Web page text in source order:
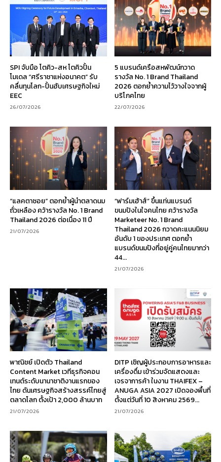
SPI จับมือ โตคิว-สห โตคิวปั้น
โมเดล “ศรีราชาแห่งอนาคต” รับ
คลื่นทุนโลก-ปั้นฮับเศรษฐกิจใหม่
EEC
26/07/2026
5 แบรนด์เครือสหพัฒน์กวาด
รางวัล No. 1 Brand Thailand
2026 ตอกย้ำความไว้วางใจจากผู้
บริโภคไทย
22/07/2026
“แลคตาซอย” ตอกย้ำผู้นำตลาดนม
ถั่วเหลือง คว้ารางวัล No. 1 Brand
Thailand 2026 ต่อเนื่อง 11 ปี
21/07/2026
“ฟาร์มเฮ้าส์” ขึ้นแท่นแบรนด์
ขนมปังในใจคนไทย คว้ารางวัล
Marketeer No. 1 Brand
Thailand 2026 กวาดคะแนนนิยม
อันดับ 1 ของประเทศ ตอกย้ำ
แบรนด์ขนมปังที่อยู่คู่คนไทยมากว่า
44...
21/07/2026
พาณิชย์ เปิดตัว Thailand
Content Market เวทีธุรกิจคอน
เทนต์ระดับนานาชาติงานแรกของ
ไทย ดันเศรษฐกิจสร้างสรรค์ไทยสู่
ตลาดโลก ตั้งเป้า 2,000 ล้านบาท
21/07/2026
DITP เชิญผู้ประกอบการอาหารและ
เครื่องดื่ม เข้าร่วมจัดแสดงและ
เจรจาการค้า ในงาน THAIFEX –
ANUGA ASIA 2027 เปิดจองพื้นที่
ตั้งแต่วันที่ 10 สิงหาคม 2569...
21/07/2026